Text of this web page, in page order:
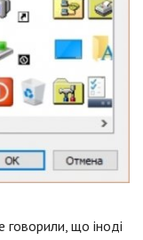
говорили, що іноді